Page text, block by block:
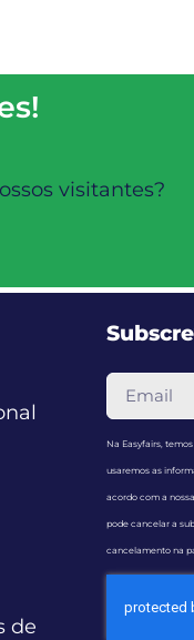
visitantes?
de
Na Easyfairs,
usaremos as
acordo com a nossa
pode cancelar a
cancelamento na